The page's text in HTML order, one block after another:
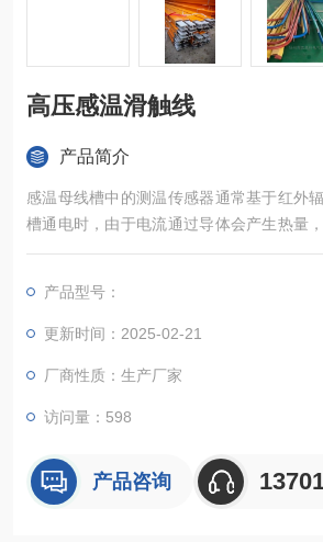
高压感温滑触线
产品简介
感温母线槽中的测温传感器通常基于红外
槽通电时，由于电流通过导体会产生热量
升高。随着温度的升高，母线槽表面会发
化为电信号。
产品型号：
更新时间：2025-02-21
厂商性质：生产厂家
访问量：598
产品咨询